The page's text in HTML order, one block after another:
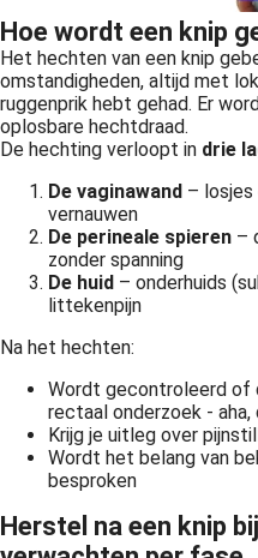
Hoe wordt een knip
Het hechten van een knip
omstandigheden, altijd met
ruggenprik hebt gehad. Er
oplosbare hechtdraad.
De hechting verloopt in drie
De vaginawand – losjes
vernauwen
De perineale spieren –
zonder spanning
De huid – onderhuids
littekenpijn
Na het hechten:
Wordt gecontroleerd of
rectaal onderzoek - aha,
Krijg je uitleg over
Wordt het belang van
besproken
Herstel na een knip